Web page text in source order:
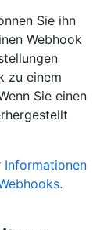
Sie ihn
Webhook
zu einem
Sie einen
Informationen
.